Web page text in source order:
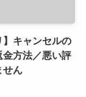
】キャンセルの
金方法／悪い評
せん